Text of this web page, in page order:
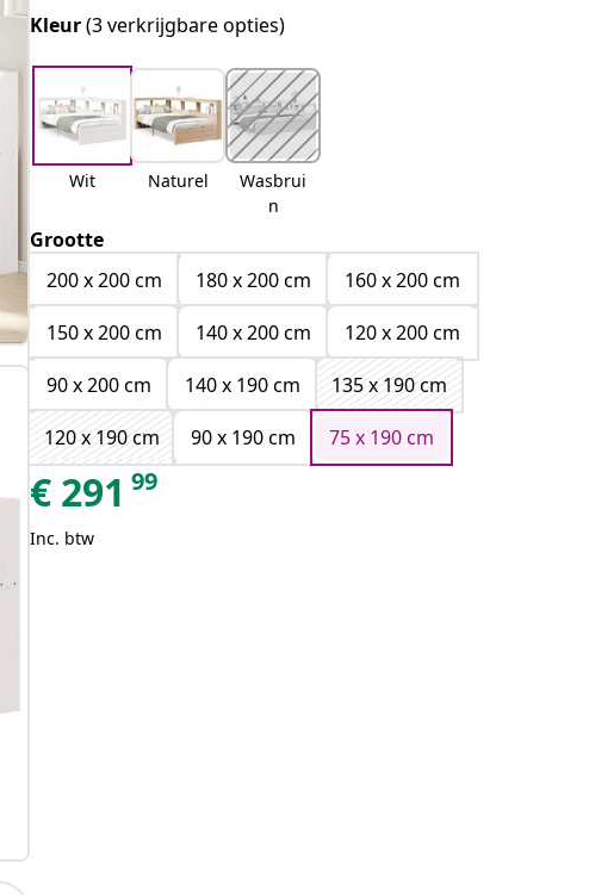
Kleur(3 verkrijgbare opties)
Wit Naturel
Wasbrui
n
Grootte
200 x 200 cm
180 x 200 cm
160 x 200 cm
150 x 200 cm
140 x 200 cm
120 x 200 cm
90 x 200 cm
140 x 190 cm
135 x 190 cm
120 x 190 cm
90 x 190 cm 75 x 190 cm
€ 291 99
Inc. btw